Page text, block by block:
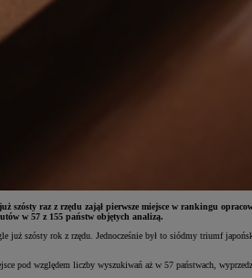
raz z rzędu zajął pierwsze miejsce w rankingu
w 57 z 155 państw objętych analizą.
szósty rok z rzędu. Jednocześnie był to siódmy triumf
pod względem liczby wyszukiwań aż w 57 państwach,